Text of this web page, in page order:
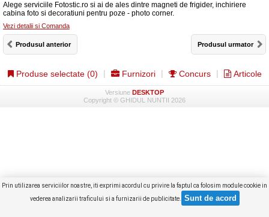
Alege serviciile Fotostic.ro si ai de ales dintre magneti de frigider, inchiriere
cabina foto si decoratiuni pentru poze - photo corner.
Vezi detalii si Comanda
Produsul anterior Produsul urmator
Prin utilizarea serviciilor noastre, iti exprimi acordul cu privire la faptul ca folosim module cookie in
vederea analizarii traficului si a furnizarii de publicitate.
Produse selectate (0) Furnizori Concurs Articole
Versiune DESKTOP
Copyright © GHIDUL NUNTII 2026